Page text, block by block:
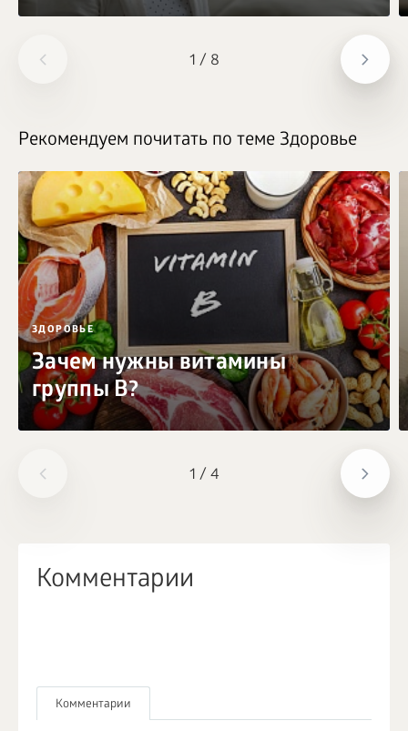
1 / 8
1 / 4
Рекомендуем почитать по теме Здоровье
ЗДОРОВЬЕ
Зачем нужны витамины
группы B?
Комментарии
Комментарии